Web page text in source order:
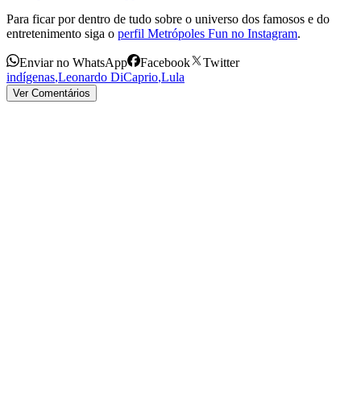
Para ficar por dentro de tudo sobre o universo dos famosos e do
entretenimento siga o perfil Metrópoles Fun no Instagram.
Enviar no WhatsApp Facebook
Twitter
indígenas,Leonardo DiCaprio,Lula
Ver Comentários